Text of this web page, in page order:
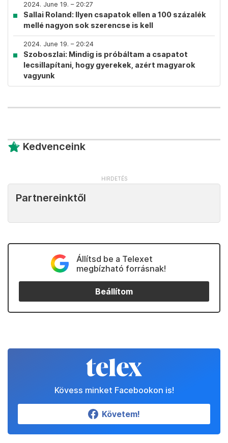
2024. June 19. – 20:27
Sallai Roland: Ilyen csapatok ellen a 100 százalék
mellé nagyon sok szerencse is kell
2024. June 19. – 20:24
Szoboszlai: Mindig is próbáltam a csapatot
lecsillapítani, hogy gyerekek, azért magyarok
vagyunk
Kedvenceink
Partnereinktől
Állítsd be a Telexet
megbízható forrásnak!
Beállítom
Kövess minket Facebookon is!
Követem!